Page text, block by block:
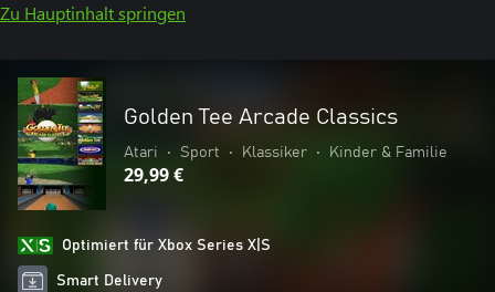
Zu Hauptinhalt springen
Golden Tee Arcade Classics
Atari • Sport • Klassiker • Kinder & Familie
29,99 €
Optimiert für Xbox Series X|S
Smart Delivery